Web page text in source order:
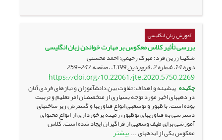
آموزش زبان انگلیسی
بررسی تأثیر کلاس معکوس بر مهارت خواندن زبان انگلیسی
شکیبا زرین فرد؛ مهرک رحیمی؛ احمد محسنی
دوره 14، شماره 2 ، فروردین 1399، ، صفحه 247-259
https://doi.org/10.22061/jte.2020.5750.2269
چکیده پیشینه و اهداف: تفاوت بین دانش­آموزان و نیازهای فردی آنان
در دهه­های اخیر مورد توجه بسیاری از متخصصان امر تعلیم و تربیت
بوده است. با ظهور و توسعه­ی انواع فناوری­ها و گسترش زیر ساخت­های
دسترسی به فناوری­های نوظهور، زمینه برخورداری از انواع محتوای
آموزشی برای طیف وسعیی از فراگیران ایجاد شده است. کلاس
معکوس یکی از ایده­های ... بیشتر